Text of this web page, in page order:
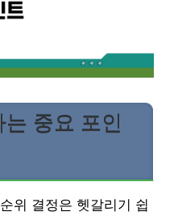
중요 포인
위 결정은 헷갈리기 쉽